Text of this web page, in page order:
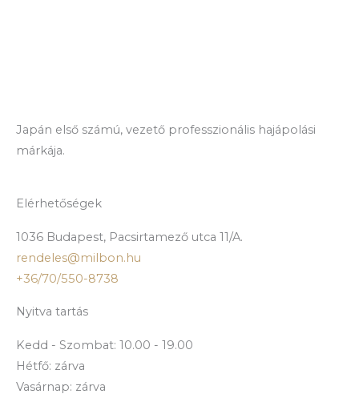
Japán első számú, vezető professzionális hajápolási
márkája.
Elérhetőségek
1036 Budapest, Pacsirtamező utca 11/A.
rendeles@milbon.hu
+36/70/550-8738
Nyitva tartás
Kedd - Szombat: 10.00 - 19.00
Hétfő: zárva
Vasárnap: zárva